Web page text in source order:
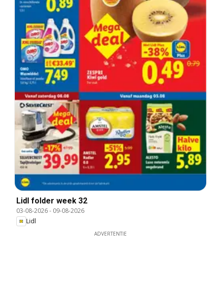
Lidl folder week 32
03-08-2026- 09-08-2026
Lidl
ADVERTENTIE